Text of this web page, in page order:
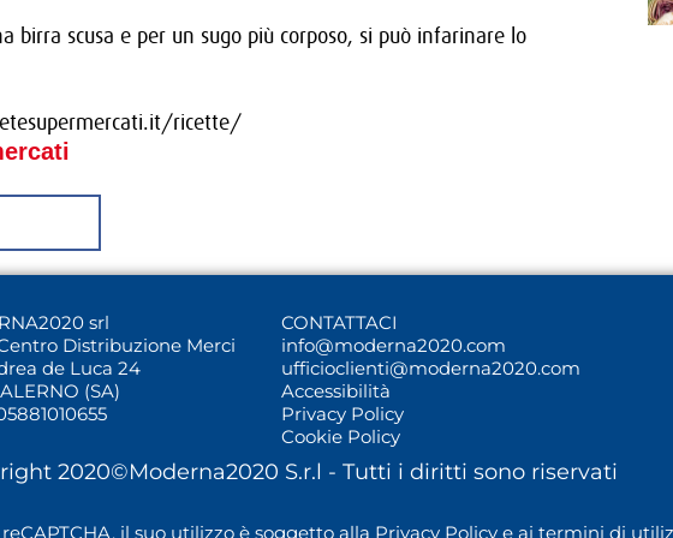
birra scusa e per un sugo più corposo, si può infarinare lo
ricette/
srl
Distribuzione Merci
de Luca 24
(SA)
CONTATTACI
info@moderna2020.com
ufficioclienti@moderna2020.com
Accessibilità
Privacy Policy
Cookie Policy
2020©Moderna2020 S.r.l - Tutti i diritti sono riservati
il suo utilizzo è soggetto alla Privacy Policye ai termini di